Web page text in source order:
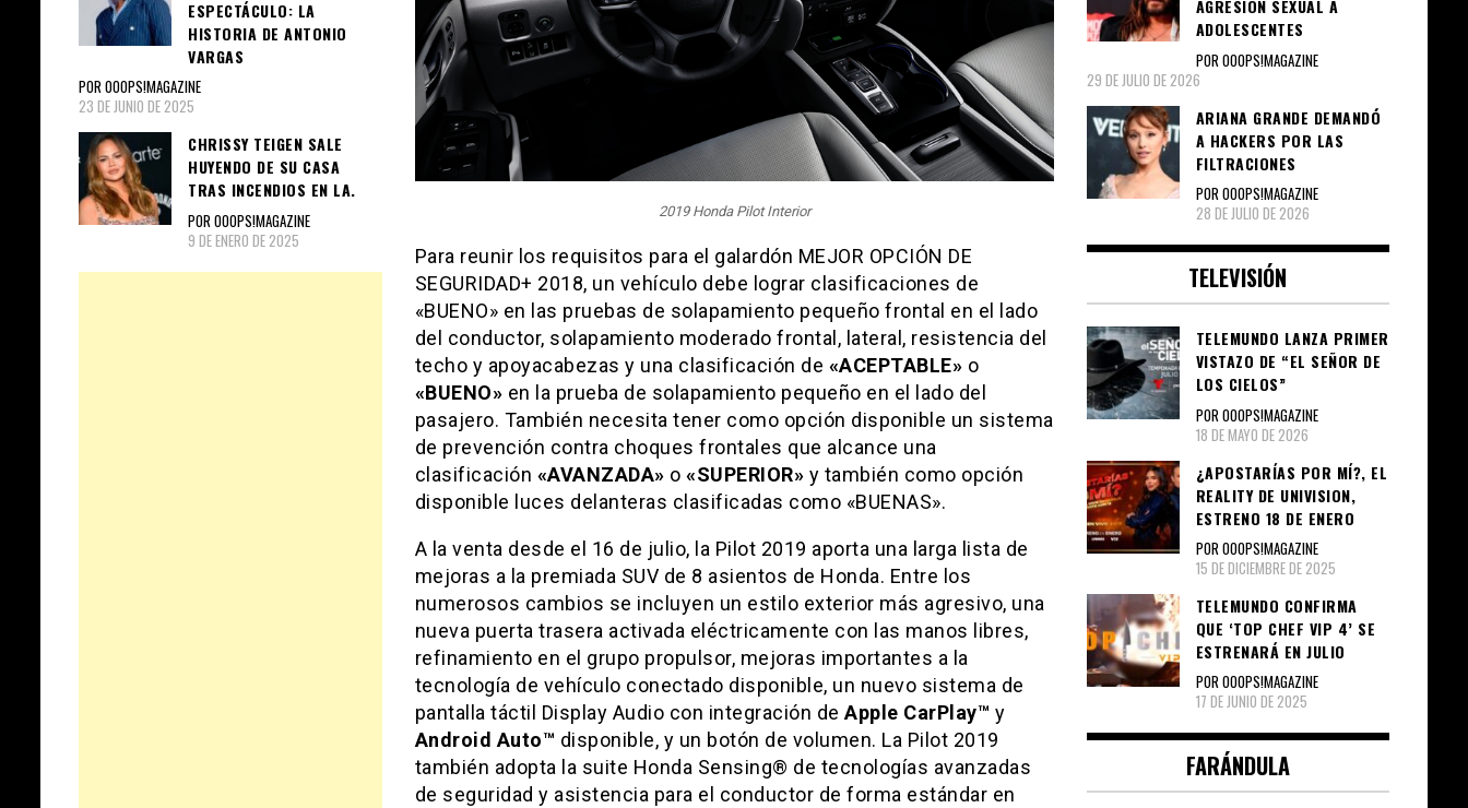
2019 Honda Pilot Interior
Para reunir los requisitos para el galardón MEJOR OPCIÓN DE
SEGURIDAD+ 2018, un vehículo debe lograr clasificaciones de
«BUENO» en las pruebas de solapamiento pequeño frontal en el lado
del conductor, solapamiento moderado frontal, lateral, resistencia del
techo y apoyacabezas y una clasificación de «ACEPTABLE» o
«BUENO» en la prueba de solapamiento pequeño en el lado del
pasajero. También necesita tener como opción disponible un sistema
de prevención contra choques frontales que alcance una
clasificación «AVANZADA» o «SUPERIOR» y también como opción
disponible luces delanteras clasificadas como «BUENAS».
A la venta desde el 16 de julio, la Pilot 2019 aporta una larga lista de
mejoras a la premiada SUV de 8 asientos de Honda. Entre los
numerosos cambios se incluyen un estilo exterior más agresivo, una
nueva puerta trasera activada eléctricamente con las manos libres,
refinamiento en el grupo propulsor, mejoras importantes a la
tecnología de vehículo conectado disponible, un nuevo sistema de
pantalla táctil Display Audio con integración deApple CarPlay™ y
Android Auto™ disponible, y un botón de volumen. La Pilot 2019
también adopta la suite Honda Sensing® de tecnologías avanzadas
de seguridad y asistencia para el conductor de forma estándar en
ESPECTÁCULO: LA
HISTORIA DE ANTONIO
VARGAS
POR OOOPS!MAGAZINE
23 DE JUNIO DE 2025
CHRISSY TEIGEN SALE
HUYENDO DE SU CASA
TRAS INCENDIOS EN LA.
POR OOOPS!MAGAZINE
9 DE ENERO DE 2025
AGRESIÓN SEXUAL A
ADOLESCENTES
POR OOOPS!MAGAZINE
29 DE JULIO DE 2026
ARIANA GRANDE DEMANDÓ
A HACKERS POR LAS
FILTRACIONES
POR OOOPS!MAGAZINE
28 DE JULIO DE 2026
TELEVISIÓN
TELEMUNDO LANZA PRIMER
VISTAZO DE “EL SEÑOR DE
LOS CIELOS”
POR OOOPS!MAGAZINE
18 DE MAYO DE 2026
¿APOSTARÍAS POR MÍ?, EL
REALITY DE UNIVISION,
ESTRENO 18 DE ENERO
POR OOOPS!MAGAZINE
15 DE DICIEMBRE DE 2025
TELEMUNDO CONFIRMA
QUE ‘TOP CHEF VIP 4’ SE
ESTRENARÁ EN JULIO
POR OOOPS!MAGAZINE
17 DE JUNIO DE 2025
FARÁNDULA